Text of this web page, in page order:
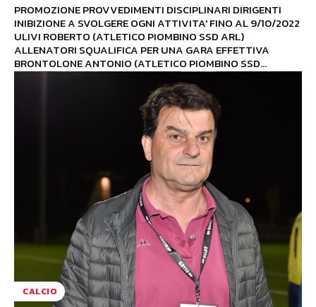
PROMOZIONE PROVVEDIMENTI DISCIPLINARI DIRIGENTI
INIBIZIONE A SVOLGERE OGNI ATTIVITA' FINO AL 9/10/2022
ULIVI ROBERTO (ATLETICO PIOMBINO SSD ARL)
ALLENATORI SQUALIFICA PER UNA GARA EFFETTIVA
BRONTOLONE ANTONIO (ATLETICO PIOMBINO SSD...
CALCIO